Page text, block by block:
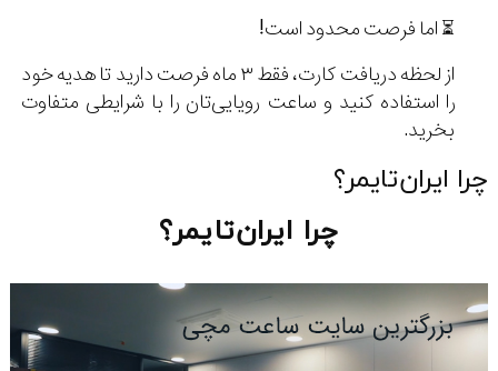
⏳ اما فرصت محدود است!
از لحظه دریافت کارت، فقط ۳ ماه فرصت دارید تا هدیه خود
را استفاده کنید و ساعت رویایی‌تان را با شرایطی متفاوت
بخرید.
چرا ایران‌تایمر؟
چرا ایران‌تایمر؟